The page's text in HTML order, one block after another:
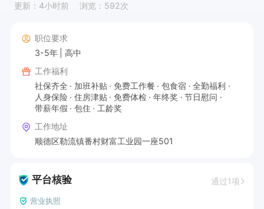
更新：4小时前
浏览：592次
职位要求
3-5年
高中
工作福利
社保齐全
加班补贴 免费工作餐 包食宿
全勤福利
人身保险
住房津贴 免费体检 年终奖
节日慰问
带薪年假
包住
工龄奖
工作地址
顺德区勒流镇番村财富工业园一座501
平台核验 通过1项
营业执照